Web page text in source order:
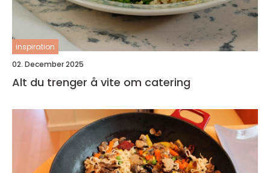
inspiration
02. December 2025
Alt du trenger å vite om catering